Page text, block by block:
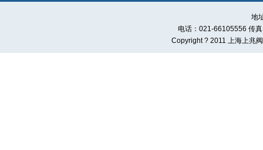
地
电话：021-66105556 传
Copyright ? 2011 上海上兆